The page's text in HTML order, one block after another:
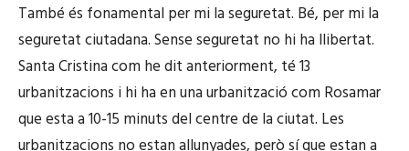
També és fonamental per mi la seguretat. Bé, per mi la
seguretat ciutadana. Sense seguretat no hi ha llibertat.
Santa Cristina com he dit anteriorment, té 13
urbanitzacions i hi ha en una urbanització com Rosamar
que esta a 10-15 minuts del centre de la ciutat. Les
urbanitzacions no estan allunyades, però sí que estan a